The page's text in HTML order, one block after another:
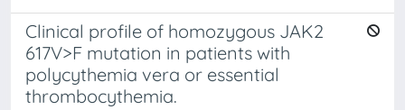
Clinical profile of homozygous JAK2
617V>F mutation in patients with
polycythemia vera or essential
thrombocythemia.